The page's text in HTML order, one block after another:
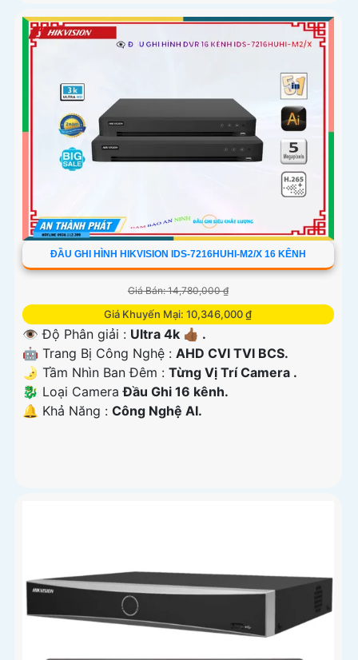
ĐẦU GHI HÌNH HIKVISION IDS-7216HUHI-M2/X 16 KÊNH
Giá Bán: 14,780,000 ₫
Giá Khuyến Mại: 10,346,000 ₫
👁 Độ Phân giải : Ultra 4k 👍🏾 .
🤖️ Trang Bị Công Nghệ : AHD CVI TVI BCS.
🌛 Tầm Nhìn Ban Đêm : Từng Vị Trí Camera .
🐉️ Loại CameraĐầu Ghi 16 kênh.
️🔔 Khả Năng : Công Nghệ AI.